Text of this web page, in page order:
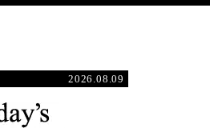
2026.08.09